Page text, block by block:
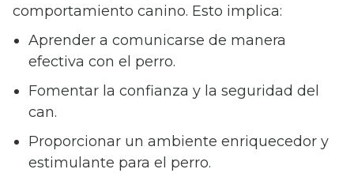
comportamiento canino. Esto implica:
Aprender a comunicarse de manera
efectiva con el perro.
Fomentar la confianza y la seguridad del
can.
Proporcionar un ambiente enriquecedor y
estimulante para el perro.